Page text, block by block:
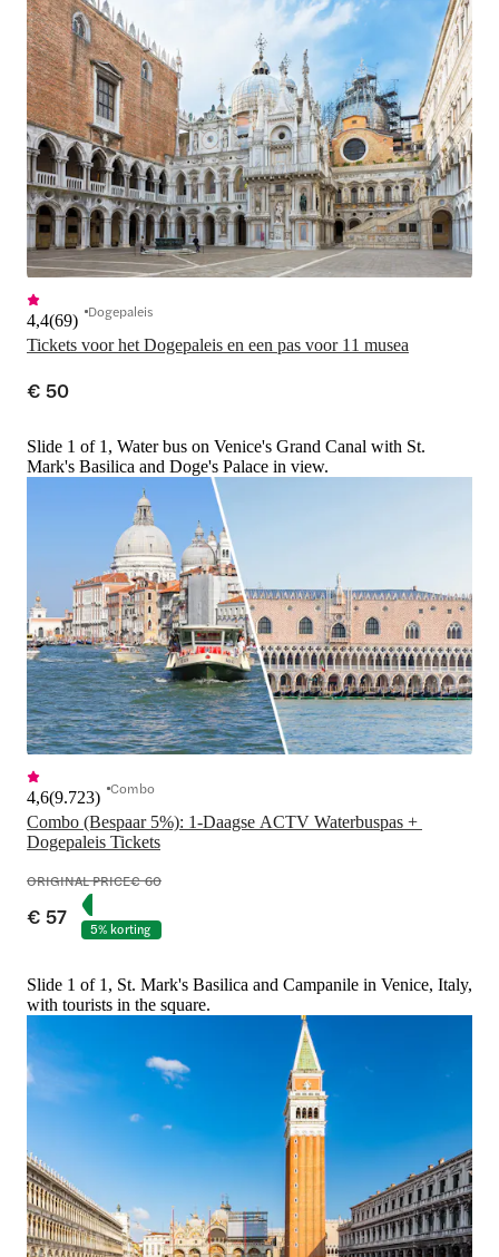
Tickets voor het Dogepaleis en een pas voor 11 musea
4,4(69) Dogepaleis
€ 50
Slide 1 of 1, Water bus on Venice's Grand Canal with St.
Mark's Basilica and Doge's Palace in view.
Combo (Bespaar 5%): 1-Daagse ACTV Waterbuspas +
Dogepaleis Tickets
4,6(9.723) Combo
ORIGINAL PRICE€ 60
€ 57 5% korting
Slide 1 of 1, St. Mark's Basilica and Campanile in Venice, Italy,
with tourists in the square.